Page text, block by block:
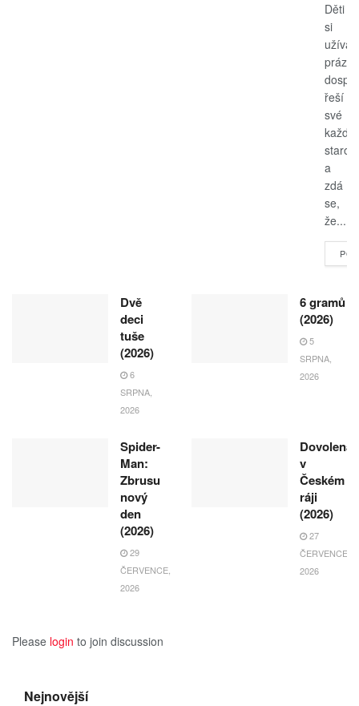
Děti
si
užívají
řeší
své
a
zdá
se,
že...
Dvě
deci
tuše
(2026)
6
SRPNA,
2026
6 gramů
(2026)
5
SRPNA,
2026
Spider-
Man:
Zbrusu
nový
den
(2026)
29
ČERVENCE,
2026
Dovolená
v
Českém
ráji
(2026)
27
ČERVENCE,
2026
Please login to join discussion
Nejnovější